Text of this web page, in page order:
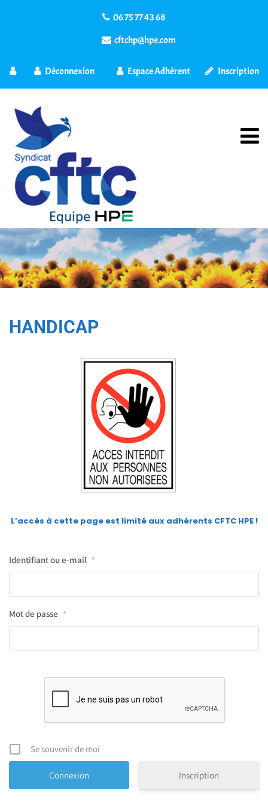
06 75 77 43 68
cftchp@hpe.com
Déconnexion Espace Adhérent Inscription
HANDICAP
L’accès à cette page est limité aux adhérents CFTC HPE!
Identifiant ou e-mail *
Mot de passe *
Se souvenir de moi
Inscription